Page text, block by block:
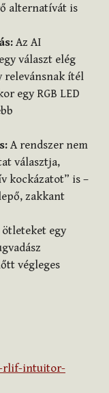
alternatívát is
Az AI
választ elég
relevánsnak ítél
egy RGB LED
A rendszer nem
választja,
kockázatot” is –
zakkant
egy
végleges
rlif-intuitor-